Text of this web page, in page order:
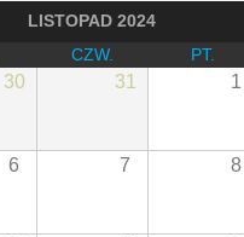
LISTOPAD 2024
CZW. PT.
30 31 1
6 7 8